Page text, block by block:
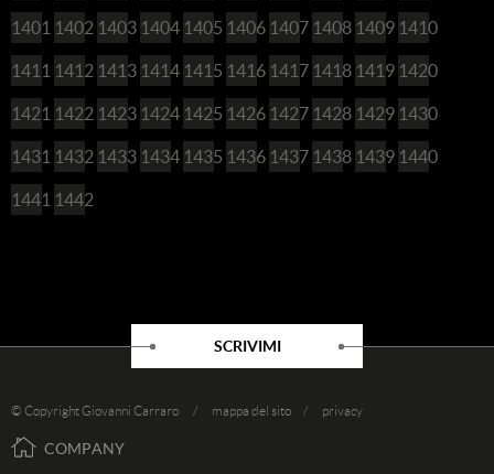
1401 1402 1403 1404 1405 1406 1407 1408 1409 1410
1411 1412 1413 1414 1415 1416 1417 1418 1419 1420
1421 1422 1423 1424 1425 1426 1427 1428 1429 1430
1431 1432 1433 1434 1435 1436 1437 1438 1439 1440
1441 1442
SCRIVIMI
© Copyright Giovanni Carraro / mappa del sito / privacy
COMPANY